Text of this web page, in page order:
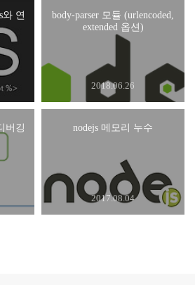
와 연
body-parser 모듈 (urlencoded,
extended 옵션)
2018.06.26
버깅 nodejs 메모리 누수
2017.08.04